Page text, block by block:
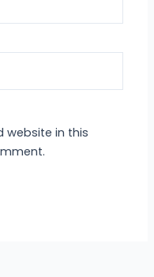
website in this